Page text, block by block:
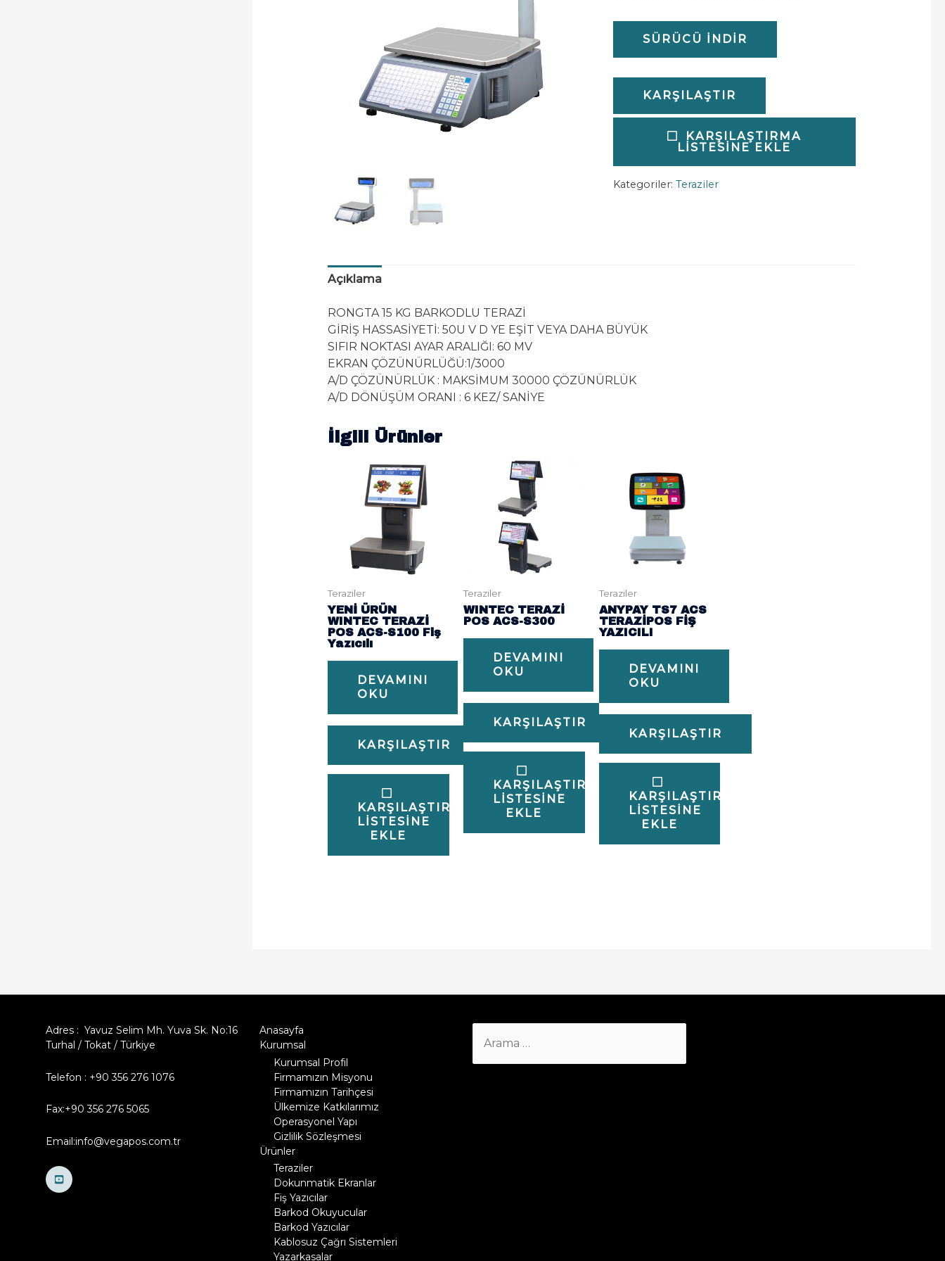
SÜRÜCÜ İNDIR
KARŞILAŞTIR
KARŞILAŞTIRMA
LISTESINE EKLE
Kategoriler: Teraziler
Açıklama
RONGTA 15 KG BARKODLU TERAZİ
GİRİŞ HASSASİYETİ: 50U V D YE EŞİT VEYA DAHA BÜYÜK
SIFIR NOKTASI AYAR ARALIĞI: 60 MV
EKRAN ÇÖZÜNÜRLÜĞÜ:1/3000
A/D ÇÖZÜNÜRLÜK : MAKSİMUM 30000 ÇÖZÜNÜRLÜK
A/D DÖNÜŞÜM ORANI : 6 KEZ/ SANİYE
İlgili Ürünler
Teraziler
YENİ ÜRÜN
WINTEC TERAZİ
POS ACS-S100 Fiş
Yazıcılı
DEVAMINI
OKU
KARŞILAŞTIR
KARŞILAŞTIRMA
LISTESINE
EKLE
Teraziler
WINTEC TERAZİ
POS ACS-S300
DEVAMINI
OKU
KARŞILAŞTIR
KARŞILAŞTIRMA
LISTESINE
EKLE
Teraziler
ANYPAY TS7 ACS
TERAZİPOS FİŞ
YAZICILI
DEVAMINI
OKU
KARŞILAŞTIR
KARŞILAŞTIRMA
LISTESINE
EKLE
Adres : Yavuz Selim Mh. Yuva Sk. No:16
Turhal / Tokat / Türkiye
Telefon : +90 356 276 1076
Fax:+90 356 276 5065
Email:info@vegapos.com.tr
Anasayfa
Kurumsal
Kurumsal Profil
Firmamızın Misyonu
Firmamızın Tarihçesi
Ülkemize Katkılarımız
Operasyonel Yapı
Gizlilik Sözleşmesi
Ürünler
Teraziler
Dokunmatik Ekranlar
Fiş Yazıcılar
Barkod Okuyucular
Barkod Yazıcılar
Kablosuz Çağrı Sistemleri
Yazarkasalar
for: